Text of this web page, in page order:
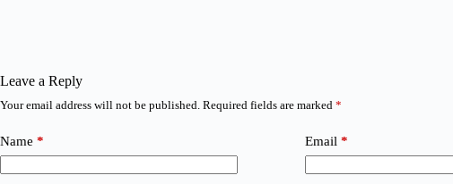
Leave a Reply
Your email address will not be published. Required fields are marked *
Name * Email *